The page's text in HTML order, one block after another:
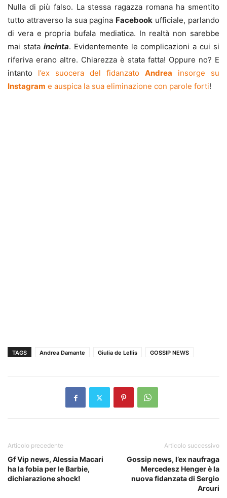
Nulla di più falso. La stessa ragazza romana ha smentito
tutto attraverso la sua pagina Facebook ufficiale, parlando
di vera e propria bufala mediatica. In realtà non sarebbe
mai stata incinta. Evidentemente le complicazioni a cui si
riferiva erano altre. Chiarezza è stata fatta! Oppure no? E
intanto l’ex suocera del fidanzato Andrea insorge su
Instagram e auspica la sua eliminazione con parole forti!
TAGS Andrea Damante Giulia de Lellis GOSSIP NEWS
Articolo precedente
Gf Vip news, Alessia Macari
ha la fobia per le Barbie,
dichiarazione shock!
Articolo successivo
Gossip news, l’ex naufraga
Mercedesz Henger è la
nuova fidanzata di Sergio
Arcuri